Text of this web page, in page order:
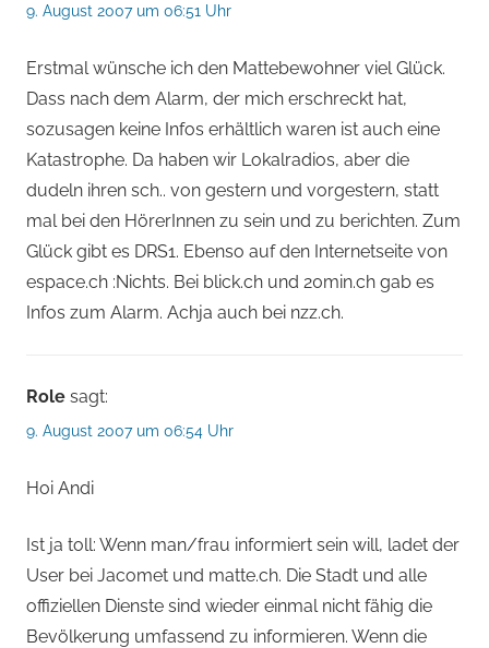
9. August 2007 um 06:51 Uhr
Erstmal wünsche ich den Mattebewohner viel Glück.
Dass nach dem Alarm, der mich erschreckt hat,
sozusagen keine Infos erhältlich waren ist auch eine
Katastrophe. Da haben wir Lokalradios, aber die
dudeln ihren sch.. von gestern und vorgestern, statt
mal bei den HörerInnen zu sein und zu berichten. Zum
Glück gibt es DRS1. Ebenso auf den Internetseite von
espace.ch :Nichts. Bei blick.ch und 20min.ch gab es
Infos zum Alarm. Achja auch bei nzz.ch.
Role sagt:
9. August 2007 um 06:54 Uhr
Hoi Andi
Ist ja toll: Wenn man/frau informiert sein will, ladet der
User bei Jacomet und matte.ch. Die Stadt und alle
offiziellen Dienste sind wieder einmal nicht fähig die
Bevölkerung umfassend zu informieren. Wenn die